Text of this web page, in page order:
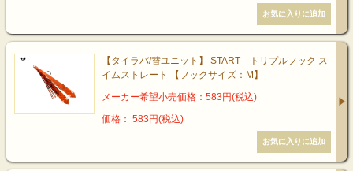
【タイラバ/替ユニット】 START トリプルフック ス
イムストレート 【フックサイズ：M】
メーカー希望小売価格：583円(税込)
価格： 583円(税込)